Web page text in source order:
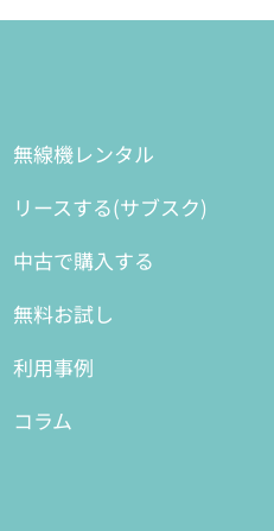
無線機レンタル
リースする(サブスク)
中古で購入する
無料お試し
利用事例
コラム